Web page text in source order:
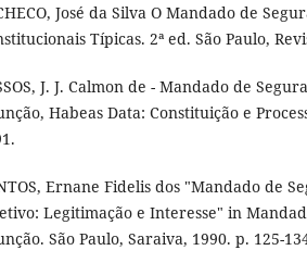
José da Silva O Mandado de
Típicas. 2ª ed. São Paulo,
J. J. Calmon de - Mandado de
Habeas Data: Constituição e
Ernane Fidelis dos "Mandado de
Legitimação e Interesse" in
São Paulo, Saraiva, 1990. p. 125-